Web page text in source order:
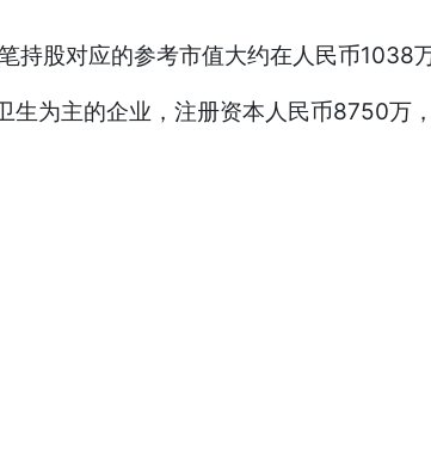
股对应的参考市值大约在人民币1038万
为主的企业，注册资本人民币8750万